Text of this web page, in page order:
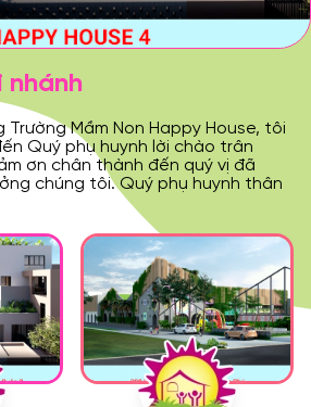
nhánh
Mầm Non Happy House, tôi
Quý phụ huynh lời chào trân
ơn chân thành đến quý vị đã
chúng tôi. Quý phụ huynh thân